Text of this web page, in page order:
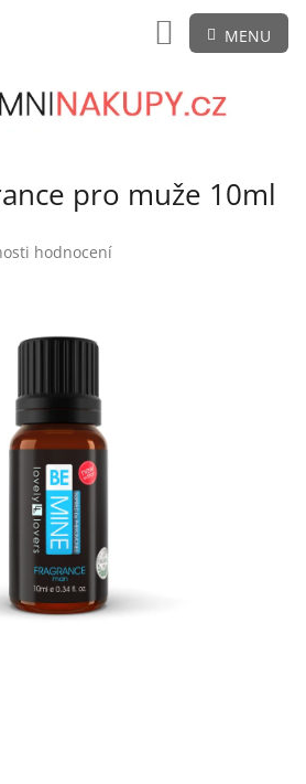
NÁKUPNÍ
KOŠÍK
pro muže 10ml
hodnocení